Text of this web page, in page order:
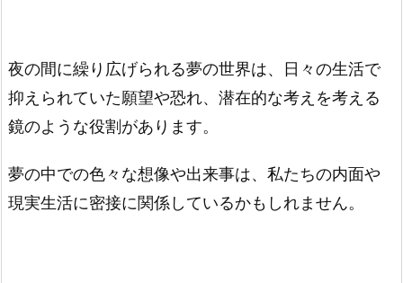
夜の間に繰り広げられる夢の世界は、日々の生活で
抑えられていた願望や恐れ、潜在的な考えを考える
鏡のような役割があります。
夢の中での色々な想像や出来事は、私たちの内面や
現実生活に密接に関係しているかもしれません。